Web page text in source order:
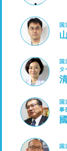
国
国
タ
国
事
国